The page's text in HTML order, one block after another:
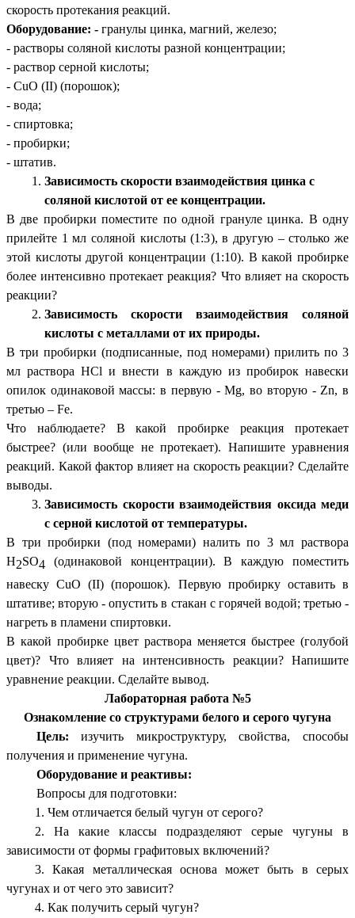
скорость протекания реакций.
Оборудование: - гранулы цинка, магний, железо;
- растворы соляной кислоты разной концентрации;
- раствор серной кислоты;
- CuO (II) (порошок);
- вода;
- спиртовка;
- пробирки;
- штатив.
Зависимость скорости взаимодействия цинка с
соляной кислотой от ее концентрации.
В две пробирки поместите по одной грануле цинка. В одну
прилейте 1 мл соляной кислоты (1:3), в другую – столько же
этой кислоты другой концентрации (1:10). В какой пробирке
более интенсивно протекает реакция? Что влияет на скорость
реакции?
Зависимость скорости взаимодействия соляной
кислоты с металлами от их природы.
В три пробирки (подписанные, под номерами) прилить по 3
мл раствора НCl и внести в каждую из пробирок навески
опилок одинаковой массы: в первую - Mg, во вторую - Zn, в
третью – Fe.
Что наблюдаете? В какой пробирке реакция протекает
быстрее? (или вообще не протекает). Напишите уравнения
реакций. Какой фактор влияет на скорость реакции? Сделайте
выводы.
Зависимость скорости взаимодействия оксида меди
с серной кислотой от температуры.
В три пробирки (под номерами) налить по 3 мл раствора
Н2SO4 (одинаковой концентрации). В каждую поместить
навеску CuO (II) (порошок). Первую пробирку оставить в
штативе; вторую - опустить в стакан с горячей водой; третью -
нагреть в пламени спиртовки.
В какой пробирке цвет раствора меняется быстрее (голубой
цвет)? Что влияет на интенсивность реакции? Напишите
уравнение реакции. Сделайте вывод.
Лабораторная работа №5
Ознакомление со структурами белого и серого чугуна
Цель:изучить микроструктуру, свойства, способы
получения и применение чугуна.
Оборудование и реактивы:
Вопросы для подготовки:
1. Чем отличается белый чугун от серого?
2. На какие классы подразделяют серые чугуны в
зависимости от формы графитовых включений?
3. Какая металлическая основа может быть в серых
чугунах и от чего это зависит?
4. Как получить серый чугун?